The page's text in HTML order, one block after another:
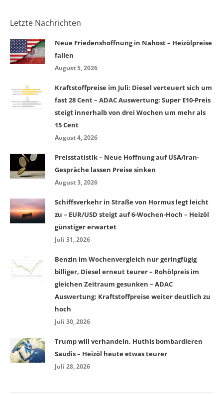
Letzte Nachrichten
Neue Friedenshoffnung in Nahost – Heizölpreise
fallen
August 5, 2026
Kraftstoffpreise im Juli: Diesel verteuert sich um
fast 28 Cent – ADAC Auswertung: Super E10-Preis
steigt innerhalb von drei Wochen um mehr als
15 Cent
August 4, 2026
Preisstatistik – Neue Hoffnung auf USA/Iran-
Gespräche lassen Preise sinken
August 3, 2026
Schiffsverkehr in Straße von Hormus legt leicht
zu – EUR/USD steigt auf 6-Wochen-Hoch – Heizöl
günstiger erwartet
Juli 31, 2026
Benzin im Wochenvergleich nur geringfügig
billiger, Diesel erneut teurer – Rohölpreis im
gleichen Zeitraum gesunken – ADAC
Auswertung: Kraftstoffpreise weiter deutlich zu
hoch
Juli 30, 2026
Trump will verhandeln, Huthis bombardieren
Saudis – Heizöl heute etwas teurer
Juli 28, 2026